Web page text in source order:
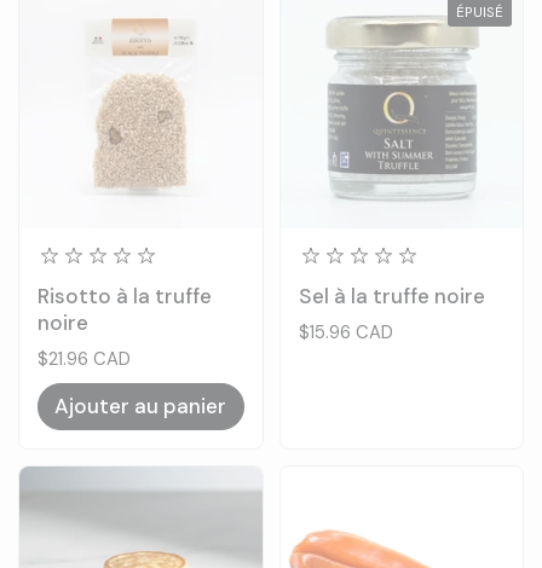
Risotto à la truffe
noire
Prix:
$21.96 CAD
Ajouter au panier
Sel à la truffe noire
Prix:
$15.96 CAD
ÉPUISÉ